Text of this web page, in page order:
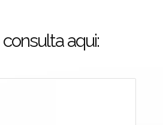
consulta aqui: